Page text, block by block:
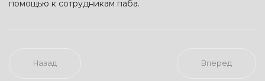
помощью к сотрудникам паба.
Назад Вперед